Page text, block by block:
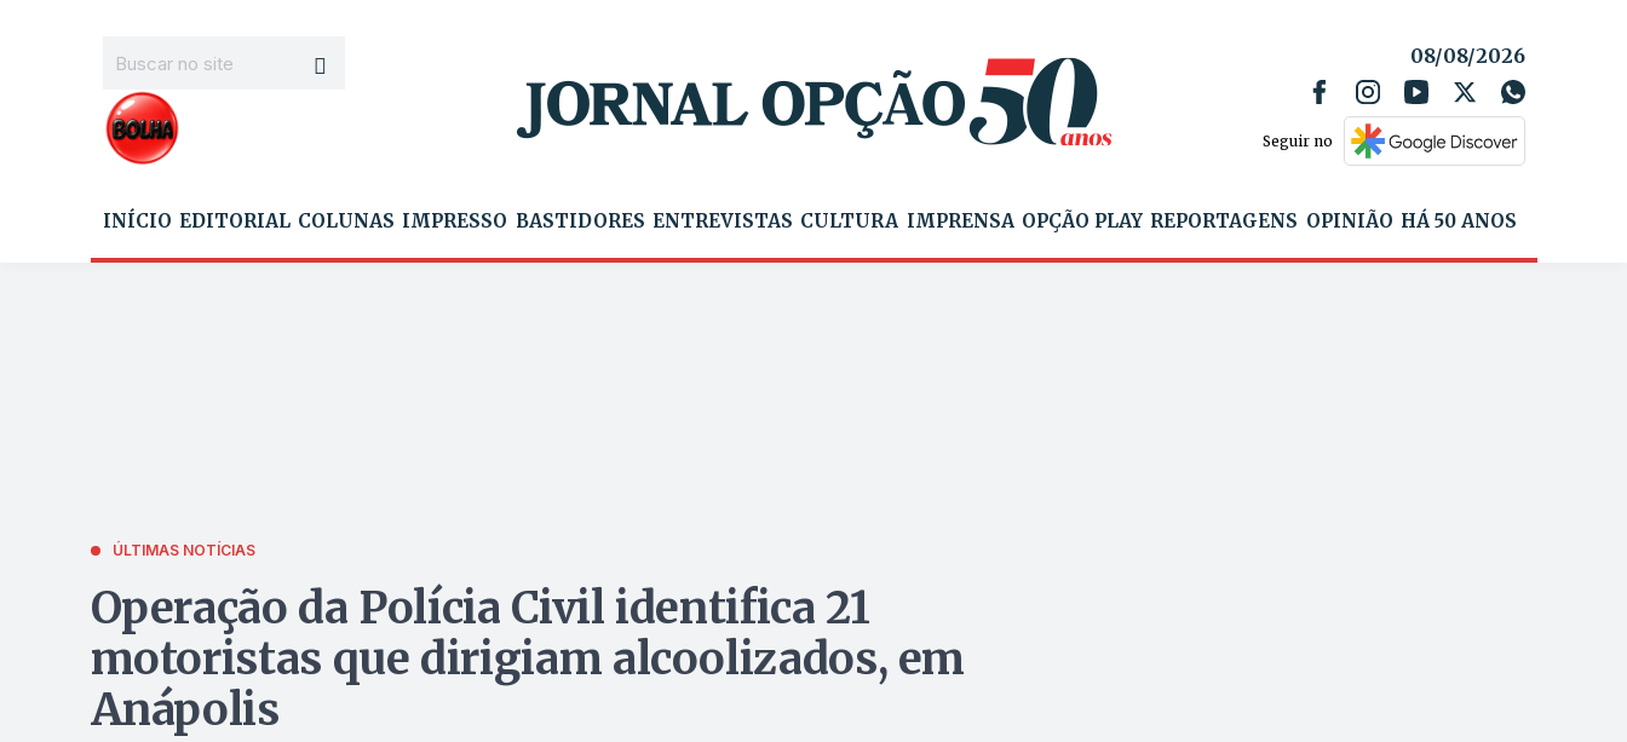
08/08/2026
Seguir no
INÍCIO EDITORIAL COLUNAS IMPRESSO BASTIDORES ENTREVISTAS CULTURA IMPRENSA OPÇÃO PLAY REPORTAGENS OPINIÃO HÁ 50 ANOS
ÚLTIMAS NOTÍCIAS
Operação da Polícia Civil identifica 21
motoristas que dirigiam alcoolizados, em
Anápolis